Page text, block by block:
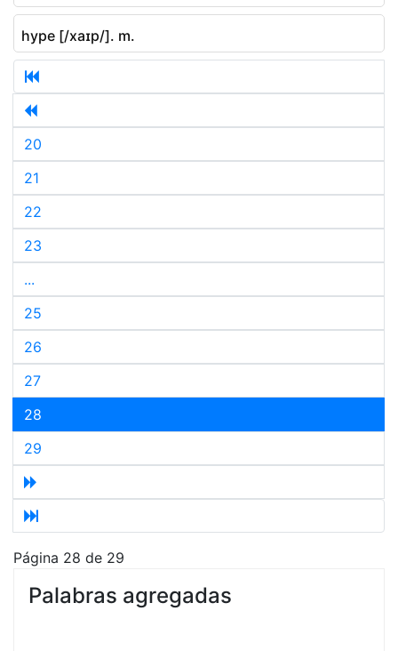
hype [/xaɪp/]. m.
20
21
22
23
...
25
26
27
28
29
Página 28 de 29
Palabras agregadas